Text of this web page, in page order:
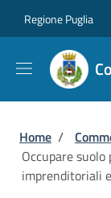
Regione Puglia
Briciole
Home /
Occupare
imprenditoriali